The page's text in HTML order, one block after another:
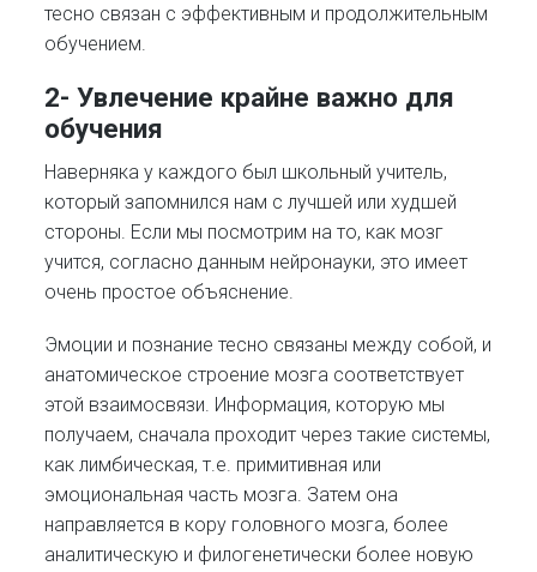
тесно связан с эффективным и продолжительным
обучением.
2- Увлечение крайне важно для
обучения
Наверняка у каждого был школьный учитель,
который запомнился нам с лучшей или худшей
стороны. Если мы посмотрим на то, как мозг
учится, согласно данным нейронауки, это имеет
очень простое объяснение.
Эмоции и познание тесно связаны между собой, и
анатомическое строение мозга соответствует
этой взаимосвязи. Информация, которую мы
получаем, сначала проходит через такие системы,
как лимбическая, т.е. примитивная или
эмоциональная часть мозга. Затем она
направляется в кору головного мозга, более
аналитическую и филогенетически более новую